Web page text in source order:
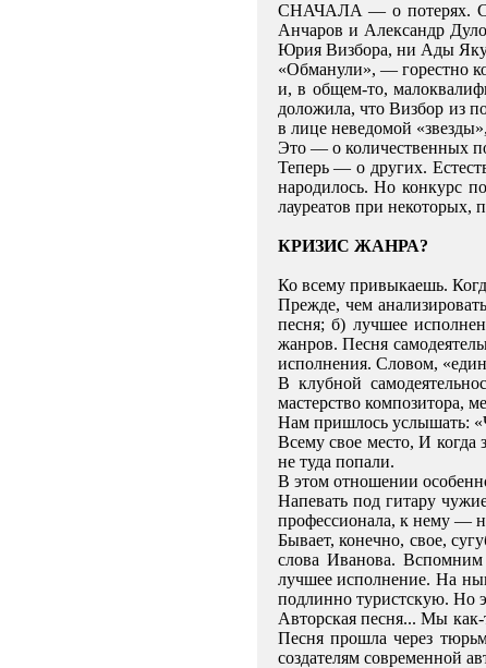
СНАЧАЛА — о потерях.
Анчаров и Александр
Юрия Визбора, ни Ады
«Обманули», — горестно
и, в общем-то,
доложила, что Визбор из
в лице неведомой
Это — о количественных
Теперь — о других.
народилось. Но конкурс
лауреатов при некоторых,
КРИЗИС ЖАНРА?
Ко всему привыкаешь.
Прежде, чем
песня; б) лучшее
жанров.Песня
исполнения. Словом, «един
В клубной
мастерство композитора,
Нам пришлось услышать:
Всему свое место, И когда
не туда попали.
В этом отношении
Напевать под гитару
профессионала, к нему —
Бывает, конечно, свое,
слова Иванова.
лучшее исполнение. На
подлинно туристскую. Но
Авторская песня... Мы
Песня прошла через
создателям современной